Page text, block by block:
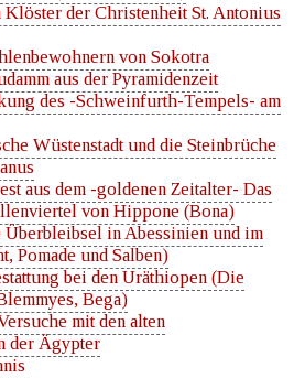
der Christenheit St. Antonius
von Sokotra
aus der Pyramidenzeit
des -Schweinfurth-Tempels- am
Wüstenstadt und die Steinbrüche
aus dem -goldenen Zeitalter- Das
von Hippone (Bona)
in Abessinien und im
Pomade und Salben)
bei den Uräthiopen (Die
Bega)
mit den alten
der Ägypter